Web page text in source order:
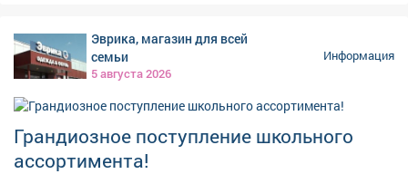
Шахтеров. С жильцами провели беседы и вручили
памятки с правилами пожарной безопасности. Работа
продолжается! 🚨 Напоминаем: при обнаружении
пожара звоните 112! Берегите себя и своих близких!
Подрядчик отказался устранять недостатки по
гарантии. В таких случаях - только суд. Поможем с
консультацией, но решение за ними. Записаться на
17:00, по телефону: 32-16-75.
Эврика, магазин для всей
семьи
5 августа 2026
Информация
Грандиозное поступление школьного
ассортимента!